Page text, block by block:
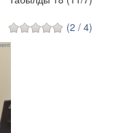
(2 / 4)